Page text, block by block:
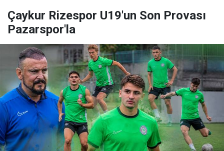
Çaykur Rizespor U19'un Son Provası
Pazarspor'la